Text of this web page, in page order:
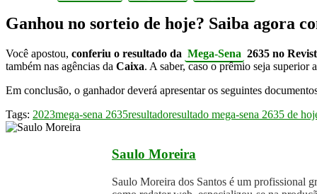
Ganhou no sorteio de hoje? Saiba agora
Você apostou, conferiu o resultado da Mega-Sena 2635 no
também nas agências da Caixa. A saber, caso o prêmio seja
Em conclusão, o ganhador deverá apresentar os seguintes
Tags: 2023mega-sena 2635resultadoresultado mega-sena 2635 de
Saulo Moreira
Saulo Moreira dos Santos é um profissional